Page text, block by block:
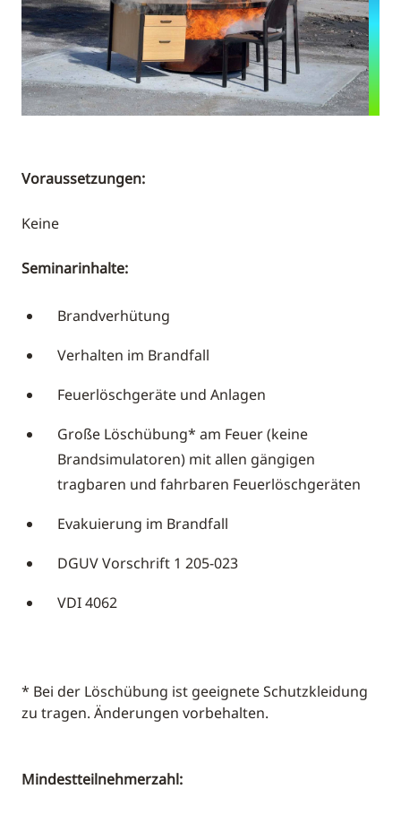
Voraussetzungen:
Keine
Seminarinhalte:
Brandverhütung
Verhalten im Brandfall
Feuerlöschgeräte und Anlagen
Große Löschübung* am Feuer (keine
Brandsimulatoren) mit allen gängigen
tragbaren und fahrbaren Feuerlöschgeräten
Evakuierung im Brandfall
DGUV Vorschrift 1 205-023
VDI 4062
* Bei der Löschübung ist geeignete Schutzkleidung
zu tragen. Änderungen vorbehalten.
Mindestteilnehmerzahl: